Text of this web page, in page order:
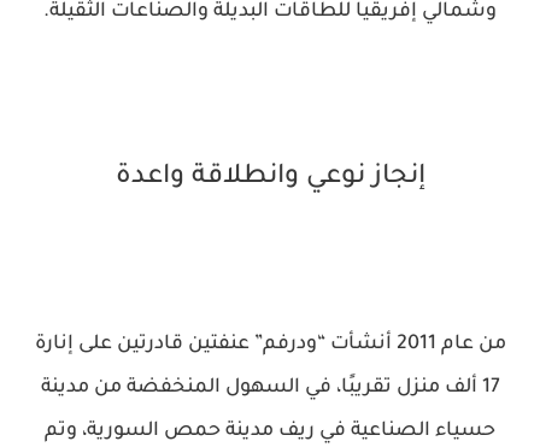
وشمالي إفريقيا للطاقات البديلة والصناعات الثقيلة.
إنجاز نوعي وانطلاقة واعدة
من عام 2011 أنشأت “ودرفم” عنفتين قادرتين على إنارة
17 ألف منزل تقريبًا، في السهول المنخفضة من مدينة
حسياء الصناعية في ريف مدينة حمص السورية، وتم